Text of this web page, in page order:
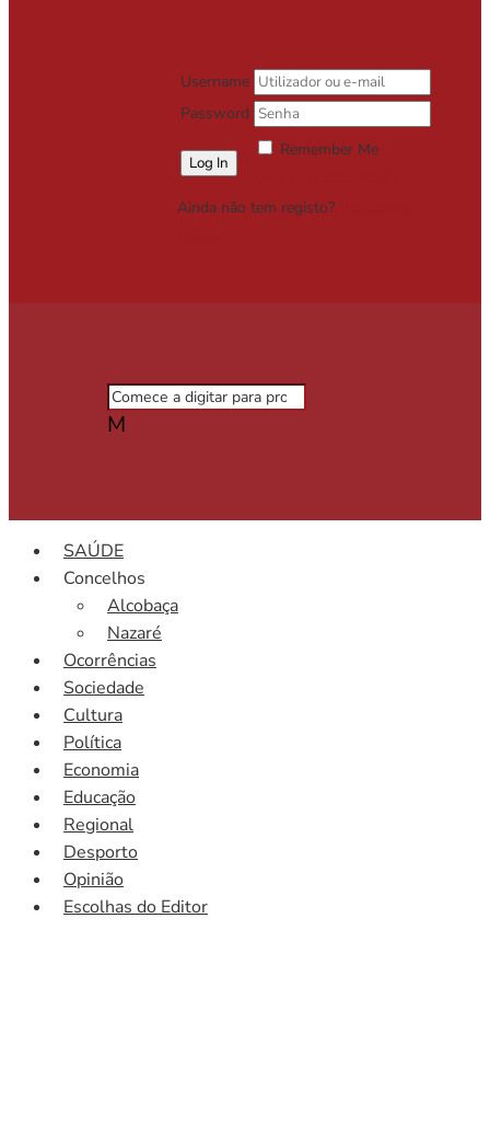
Username
Password
Remember Me
Ainda não tem registo?
M
SAÚDE
Concelhos
Alcobaça
Nazaré
Ocorrências
Sociedade
Cultura
Política
Economia
Educação
Regional
Desporto
Opinião
Escolhas do Editor